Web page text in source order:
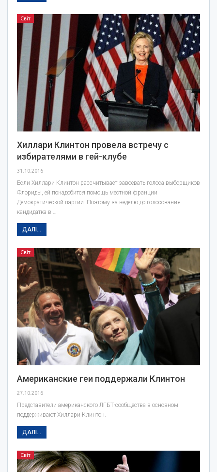
Світ
Хиллари Клинтон провела встречу с
избирателями в гей-клубе
31.10.2016
Если Хиллари Клинтон рассчитывает завоевать голоса выборщиков
Флориды, ей понадобится помощь местной франции
Демократической партии. Поэтому за неделю до голосования
кандидатка в …
ДАЛІ...
Світ
Американские геи поддержали Клинтон
27.10.2016
Представители американского ЛГБТ-сообщества в основном
поддерживают Хиллари Клинтон.
ДАЛІ...
Світ